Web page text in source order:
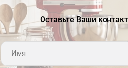
Оставьте Ваши